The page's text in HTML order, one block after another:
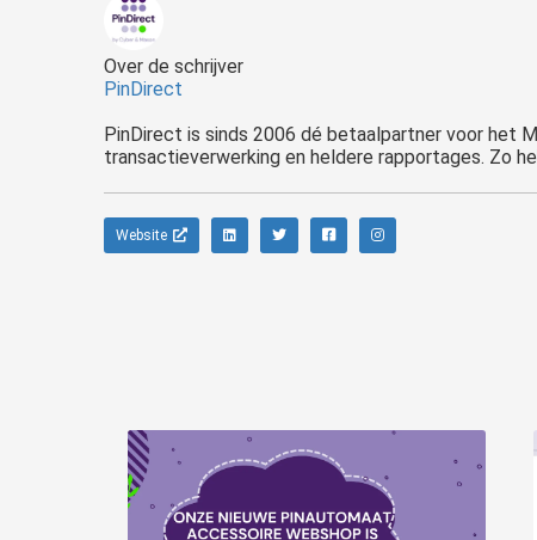
Over de schrijver
PinDirect
PinDirect is sinds 2006 dé betaalpartner voor het
Website